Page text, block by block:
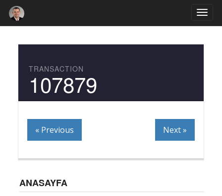
TRANSACTION
107879
« Previous Next »
ANASAYFA